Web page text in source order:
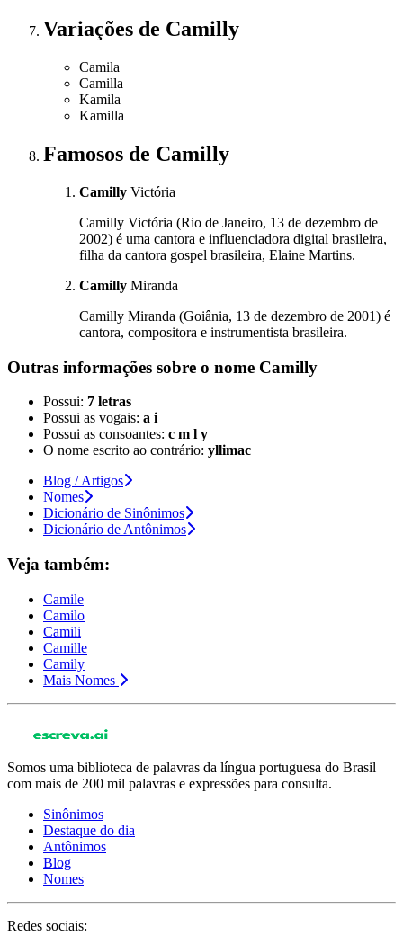
Variações de Camilly
Camila
Camilla
Kamila
Kamilla
Famosos de Camilly
Camilly Victória
Camilly Victória (Rio de Janeiro, 13 de dezembro de
2002) é uma cantora e influenciadora digital brasileira,
filha da cantora gospel brasileira, Elaine Martins.
Camilly Miranda
Camilly Miranda (Goiânia, 13 de dezembro de 2001) é
cantora, compositora e instrumentista brasileira.
Outras informações sobre o nome Camilly
Possui: 7 letras
Possui as vogais: a i
Possui as consoantes: c m l y
O nome escrito ao contrário: yllimac
Blog / Artigos
Nomes
Dicionário de Sinônimos
Dicionário de Antônimos
Veja também:
Camile
Camilo
Camili
Camille
Camily
Mais Nomes
Somos uma biblioteca de palavras da língua portuguesa do Brasil
com mais de 200 mil palavras e expressões para consulta.
Sinônimos
Destaque do dia
Antônimos
Blog
Nomes
Redes sociais: